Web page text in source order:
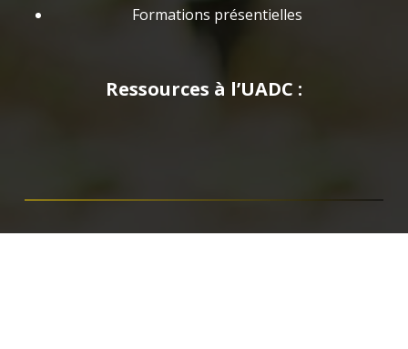
Formations présentielles
Ressources à l’UADC :